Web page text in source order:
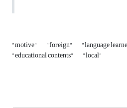
"motive" "foreign" "language
"educational contents" "local"